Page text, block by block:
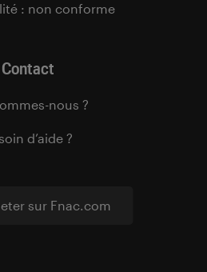
sur Fnac.com
: non conforme
Contact
nous ?
d’aide ?